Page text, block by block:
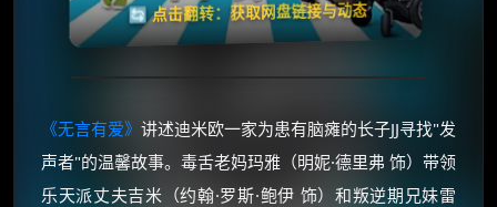
🔄 点击翻转：获取网盘链接与动态
《无言有爱》 讲述迪米欧一家为患有脑瘫的长子JJ寻找"发
声者"的温馨故事。毒舌老妈玛雅（明妮·德里弗 饰）带领
乐天派丈夫吉米（约翰·罗斯·鲍伊 饰）和叛逆期兄妹雷